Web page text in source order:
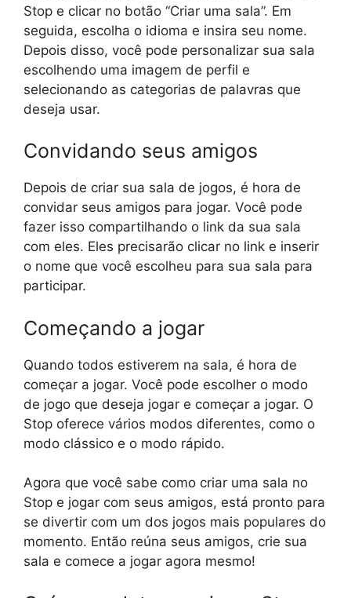
Stop e clicar no botão “Criar uma sala”. Em
seguida, escolha o idioma e insira seu nome.
Depois disso, você pode personalizar sua sala
escolhendo uma imagem de perfil e
selecionando as categorias de palavras que
deseja usar.
Convidando seus amigos
Depois de criar sua sala de jogos, é hora de
convidar seus amigos para jogar. Você pode
fazer isso compartilhando o link da sua sala
com eles. Eles precisarão clicar no link e inserir
o nome que você escolheu para sua sala para
participar.
Começando a jogar
Quando todos estiverem na sala, é hora de
começar a jogar. Você pode escolher o modo
de jogo que deseja jogar e começar a jogar. O
Stop oferece vários modos diferentes, como o
modo clássico e o modo rápido.
Agora que você sabe como criar uma sala no
Stop e jogar com seus amigos, está pronto para
se divertir com um dos jogos mais populares do
momento. Então reúna seus amigos, crie sua
sala e comece a jogar agora mesmo!